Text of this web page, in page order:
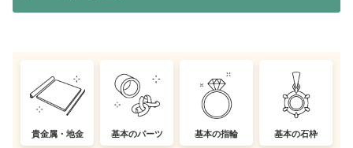
貴金属・地金 基本のパーツ 基本の指輪 基本の石枠